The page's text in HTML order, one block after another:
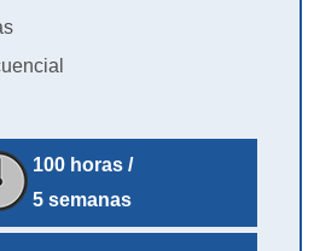
100 horas /
5 semanas